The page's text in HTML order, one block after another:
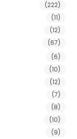
(222)
(11)
(12)
(67)
(6)
(10)
(12)
(7)
(8)
(10)
(9)